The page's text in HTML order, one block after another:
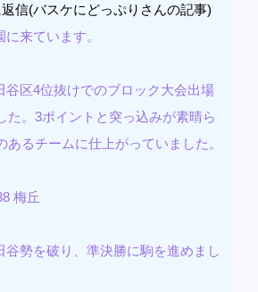
返信(バスケにどっぷりさんの記事)
来ています。
谷区4位抜けでのブロック大会出場
た。3ポイントと突っ込みが素晴ら
あるチームに仕上がっていました。
梅丘
谷勢を破り、準決勝に駒を進めまし